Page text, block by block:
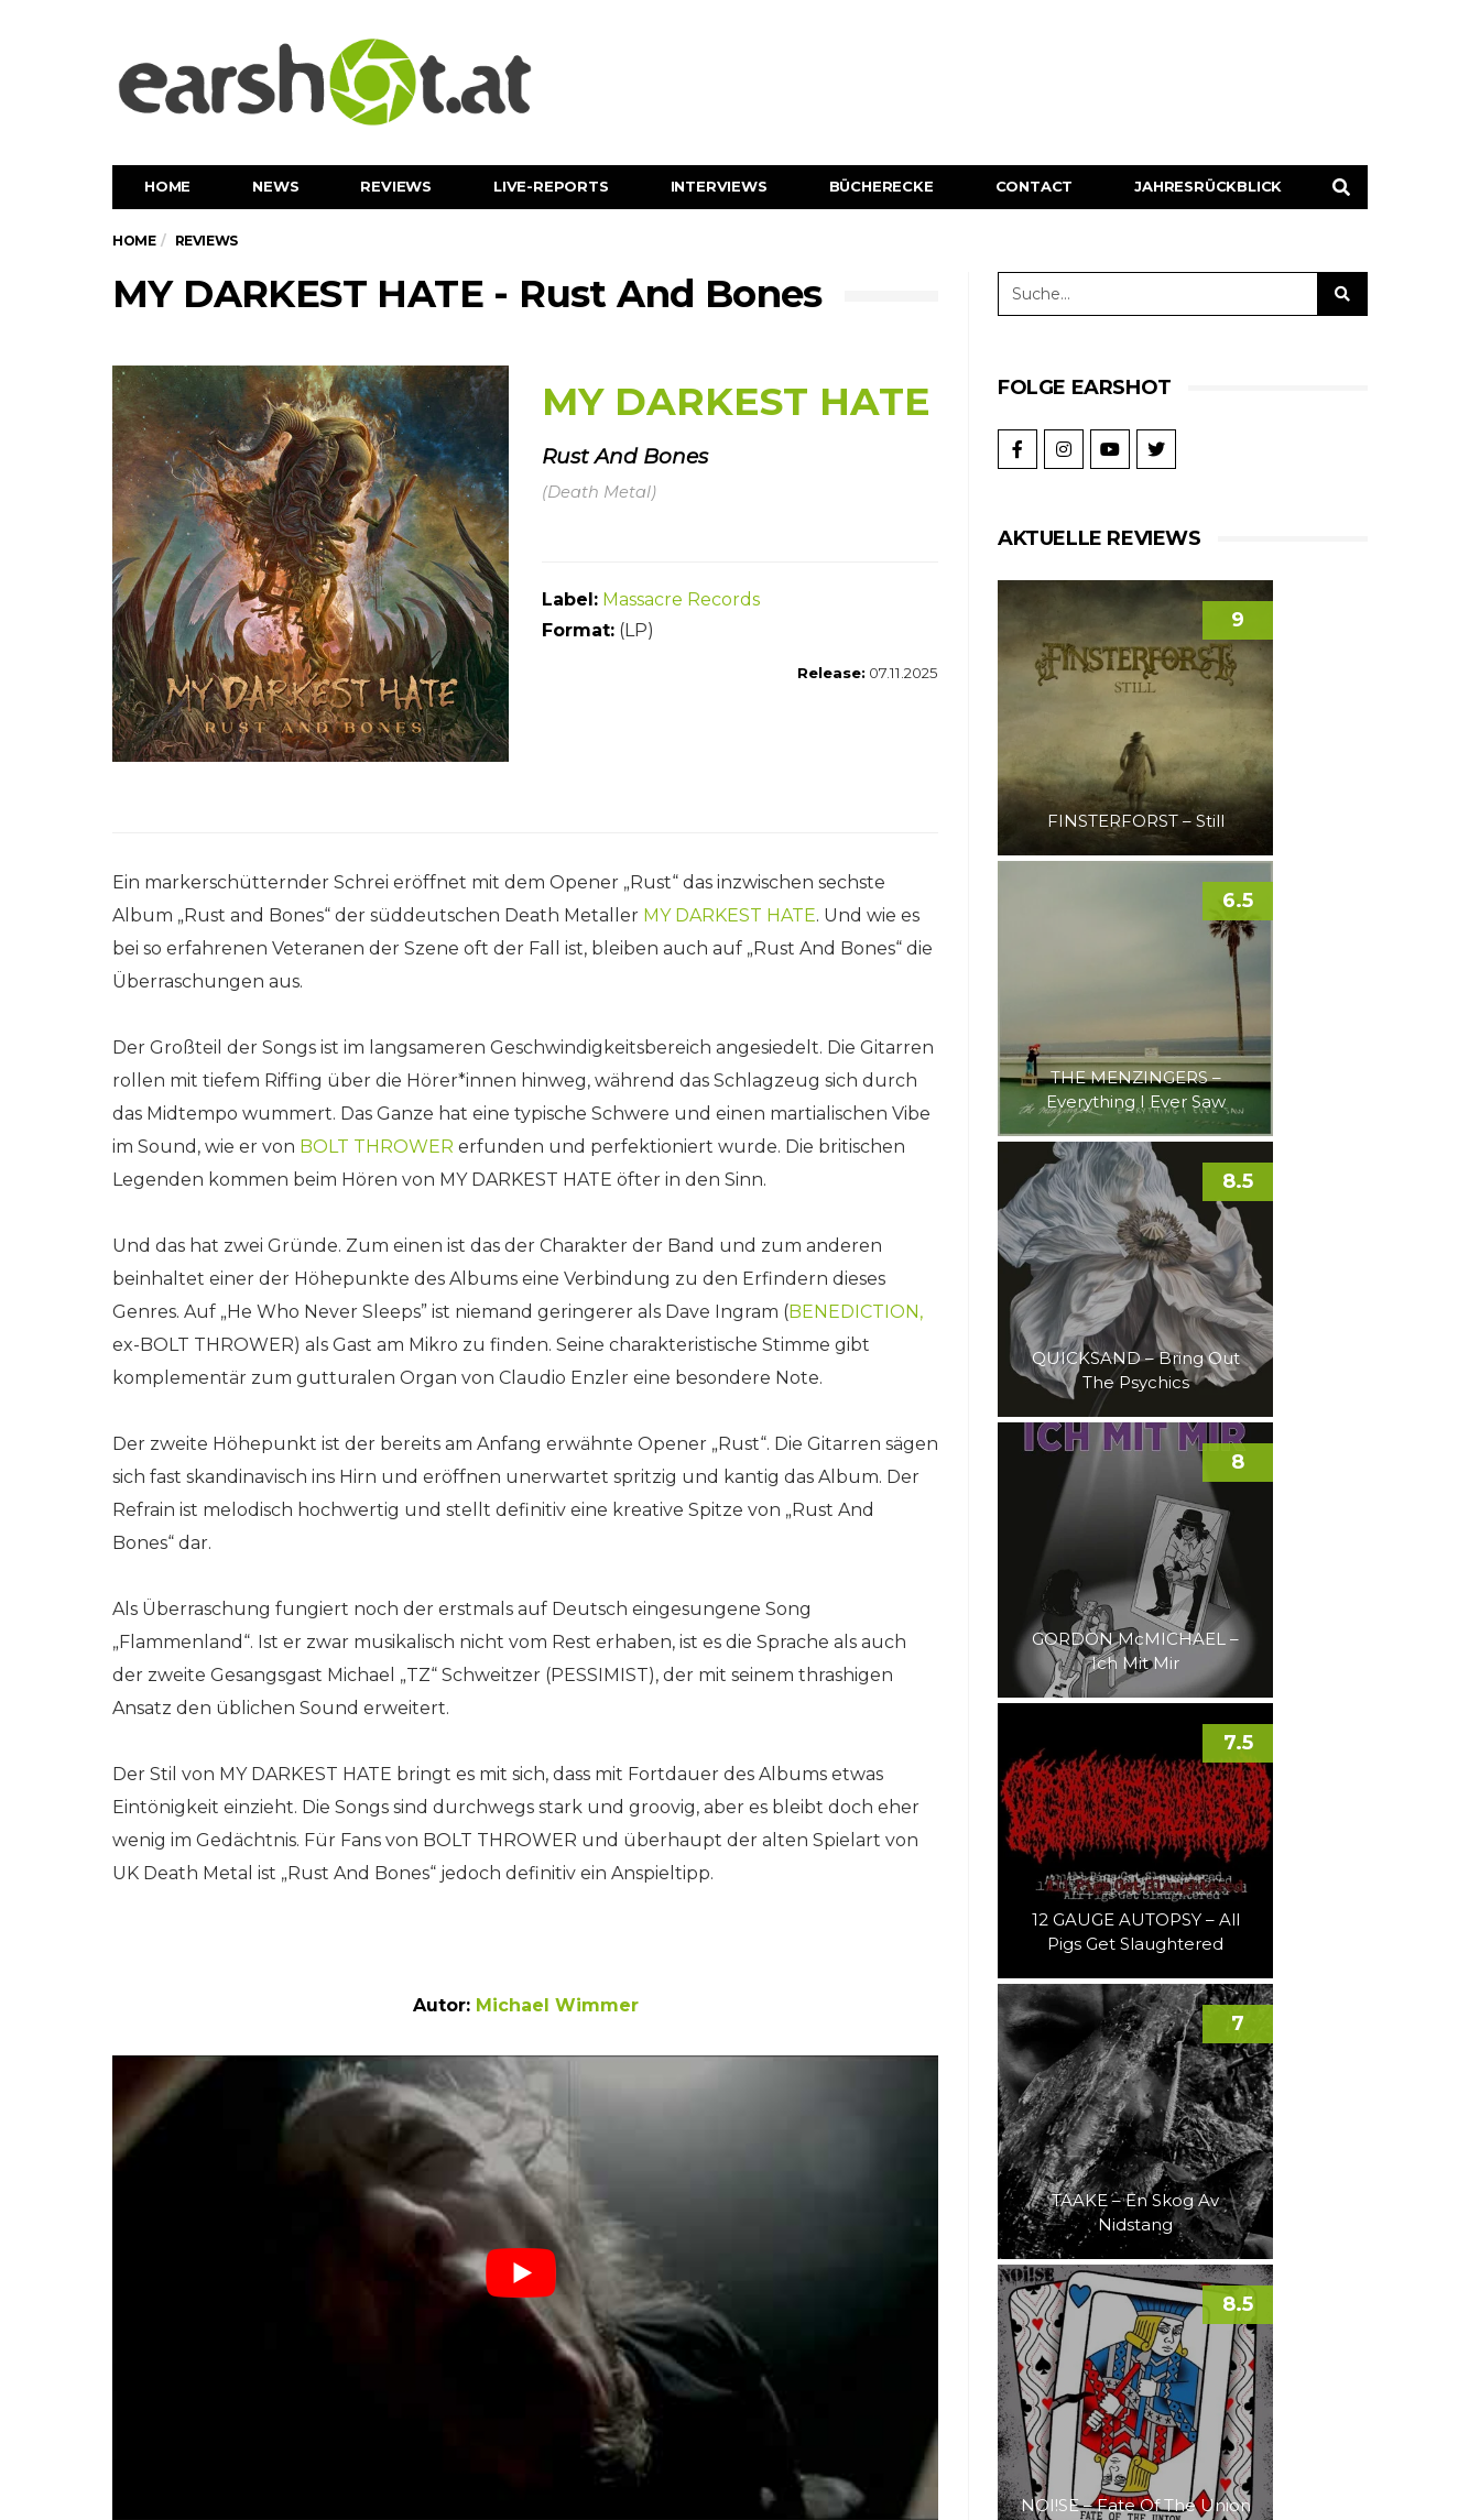
HOME NEWS REVIEWS LIVE-REPORTS INTERVIEWS BÜCHERECKE CONTACT JAHRESRÜCKBLICK
HOME REVIEWS
MY DARKEST HATE - Rust And Bones
MY DARKEST HATE
Rust And Bones
(Death Metal)
Label: Massacre Records
Format: (LP)
Release: 07.11.2025
Ein markerschütternder Schrei eröffnet mit dem Opener „Rust“ das inzwischen sechste
Album „Rust and Bones“ der süddeutschen Death Metaller MY DARKEST HATE. Und wie es
bei so erfahrenen Veteranen der Szene oft der Fall ist, bleiben auch auf „Rust And Bones“ die
Überraschungen aus.
Der Großteil der Songs ist im langsameren Geschwindigkeitsbereich angesiedelt. Die Gitarren
rollen mit tiefem Riffing über die Hörer*innen hinweg, während das Schlagzeug sich durch
das Midtempo wummert. Das Ganze hat eine typische Schwere und einen martialischen Vibe
im Sound, wie er von BOLT THROWER erfunden und perfektioniert wurde. Die britischen
Legenden kommen beim Hören von MY DARKEST HATE öfter in den Sinn.
Und das hat zwei Gründe. Zum einen ist das der Charakter der Band und zum anderen
beinhaltet einer der Höhepunkte des Albums eine Verbindung zu den Erfindern dieses
Genres. Auf „He Who Never Sleeps” ist niemand geringerer als Dave Ingram (BENEDICTION,
ex-BOLT THROWER) als Gast am Mikro zu finden. Seine charakteristische Stimme gibt
komplementär zum gutturalen Organ von Claudio Enzler eine besondere Note.
Der zweite Höhepunkt ist der bereits am Anfang erwähnte Opener „Rust“. Die Gitarren sägen
sich fast skandinavisch ins Hirn und eröffnen unerwartet spritzig und kantig das Album. Der
Refrain ist melodisch hochwertig und stellt definitiv eine kreative Spitze von „Rust And
Bones“ dar.
Als Überraschung fungiert noch der erstmals auf Deutsch eingesungene Song
„Flammenland“. Ist er zwar musikalisch nicht vom Rest erhaben, ist es die Sprache als auch
der zweite Gesangsgast Michael „TZ“ Schweitzer (PESSIMIST), der mit seinem thrashigen
Ansatz den üblichen Sound erweitert.
Der Stil von MY DARKEST HATE bringt es mit sich, dass mit Fortdauer des Albums etwas
Eintönigkeit einzieht. Die Songs sind durchwegs stark und groovig, aber es bleibt doch eher
wenig im Gedächtnis. Für Fans von BOLT THROWER und überhaupt der alten Spielart von
UK Death Metal ist „Rust And Bones“ jedoch definitiv ein Anspieltipp.
Autor: Michael Wimmer
FOLGE EARSHOT
AKTUELLE REVIEWS
FINSTERFORST – Still
9
THE MENZINGERS –
Everything I Ever Saw
6.5
QUICKSAND – Bring Out
The Psychics
8.5
GORDON McMICHAEL –
Ich Mit Mir
8
12 GAUGE AUTOPSY – All
Pigs Get Slaughtered
7.5
TAAKE – En Skog Av
Nidstang
7
NOI!SE – Fate Of The Union
8.5